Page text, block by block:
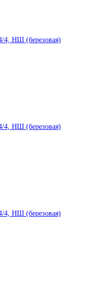
НШ (березовая)
НШ (березовая)
НШ (березовая)